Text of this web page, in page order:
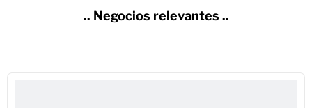
.. Negocios relevantes ..